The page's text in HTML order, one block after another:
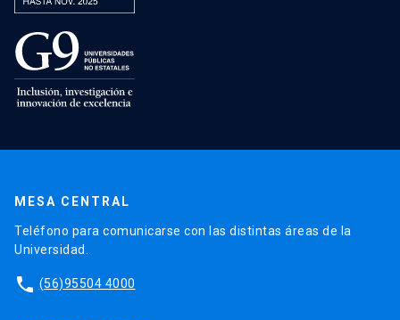
MESA CENTRAL
Teléfono para comunicarse con las distintas áreas de la
Universidad.
phone (56)95504 4000